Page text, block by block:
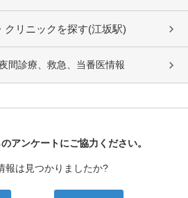
クリニックを探す(江坂駅)
間診療、救急、当番医情報
び
アンケートにご協力ください。
報は見つかりましたか?